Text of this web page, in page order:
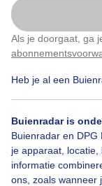
Als je doorgaat, ga
Heb je al een
Buienradar is
Buienradar en
je apparaat,
informatie
ons, zoals wanneer
Door: Vivian Kramer